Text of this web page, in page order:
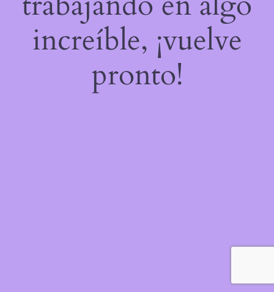
increíble, ¡vuelve
pronto!